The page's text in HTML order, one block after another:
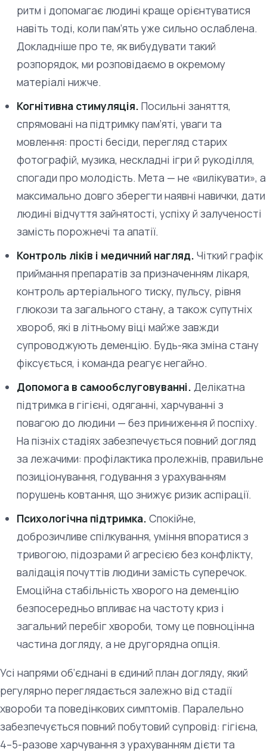
ритм і допомагає людині краще орієнтуватися
навіть тоді, коли пам’ять уже сильно ослаблена.
Докладніше про те, як вибудувати такий
розпорядок, ми розповідаємо в окремому
матеріалі нижче.
Когнітивна стимуляція. Посильні заняття,
спрямовані на підтримку пам’яті, уваги та
мовлення: прості бесіди, перегляд старих
фотографій, музика, нескладні ігри й рукоділля,
спогади про молодість. Мета — не «вилікувати», а
максимально довго зберегти наявні навички, дати
людині відчуття зайнятості, успіху й залученості
замість порожнечі та апатії.
Контроль ліків і медичний нагляд. Чіткий графік
приймання препаратів за призначенням лікаря,
контроль артеріального тиску, пульсу, рівня
глюкози та загального стану, а також супутніх
хвороб, які в літньому віці майже завжди
супроводжують деменцію. Будь-яка зміна стану
фіксується, і команда реагує негайно.
Допомога в самообслуговуванні. Делікатна
підтримка в гігієні, одяганні, харчуванні з
повагою до людини — без приниження й поспіху.
На пізніх стадіях забезпечується повний догляд
за лежачими: профілактика пролежнів, правильне
позиціонування, годування з урахуванням
порушень ковтання, що знижує ризик аспірації.
Психологічна підтримка. Спокійне,
доброзичливе спілкування, уміння впоратися з
тривогою, підозрами й агресією без конфлікту,
валідація почуттів людини замість суперечок.
Емоційна стабільність хворого на деменцію
безпосередньо впливає на частоту криз і
загальний перебіг хвороби, тому це повноцінна
частина догляду, а не другорядна опція.
Усі напрями об’єднані в єдиний план догляду, який
регулярно переглядається залежно від стадії
хвороби та поведінкових симптомів. Паралельно
забезпечується повний побутовий супровід: гігієна,
4–5-разове харчування з урахуванням дієти та